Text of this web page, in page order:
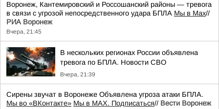
Воронеж, Кантемировский и Россошанский районы — тревога
в связи с угрозой непосредственного удара БПЛА Мы в Мах//
РИА Воронеж
Вчера, 21:45
В нескольких регионах России объявлена
тревога по БПЛА. Новости СВО
Вчера, 21:39
Сирены звучат в Воронеже Объявлена угроза атаки БПЛА.
Мы во «ВКонтакте» Мы в MAX. Подписаться// Вести Воронеж